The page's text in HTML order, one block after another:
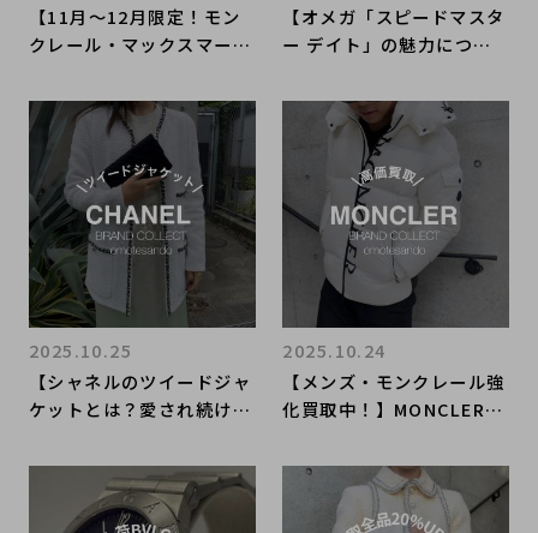
【11月～12月限定！モン
クレール・マックスマーラ
買取強化キャンペーン】ハ
イブランドを売るなら買う
なら表参道1号店にお任せ
ください！
【オメガ「スピードマスタ
ー デイト」の魅力につい
うなら表参道1号店にお任
せください
【シャネルのツイードジャ
ケットとは？愛され続ける
ELのツイードジャケットを
売るなら買うなら表参道1
号店にお任せください
2025.10.25
【メンズ・モンクレール強
化買取中！】MONCLERを
号店にお任せください！
2025.10.24